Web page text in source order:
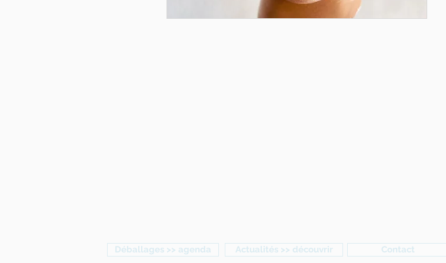
Déballages >> agenda Actualités >> découvrir
Contact